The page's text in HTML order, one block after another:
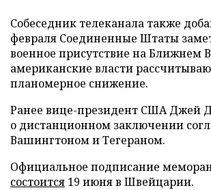
Собеседник телеканала также
февраля Соединенные Штаты
военное присутствие на Ближнем
американские власти
планомерное снижение.
Ранее вице-президент США Джей
о дистанционном заключении
Вашингтоном и Тегераном.
Официальное подписание
состоится 19 июня в Швейцарии.